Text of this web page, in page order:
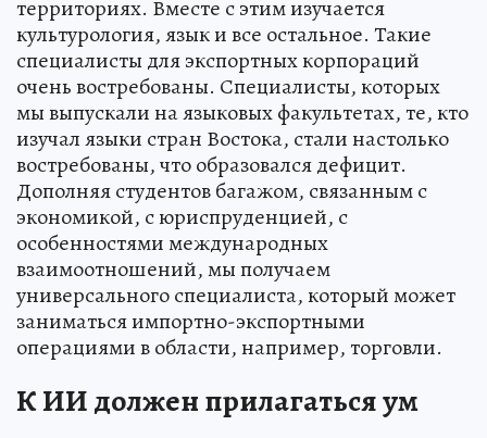
территориях. Вместе с этим изучается
культурология, язык и все остальное. Такие
специалисты для экспортных корпораций
очень востребованы. Специалисты, которых
мы выпускали на языковых факультетах, те, кто
изучал языки стран Востока, стали настолько
востребованы, что образовался дефицит.
Дополняя студентов багажом, связанным с
экономикой, с юриспруденцией, с
особенностями международных
взаимоотношений, мы получаем
универсального специалиста, который может
заниматься импортно-экспортными
операциями в области, например, торговли.
К ИИ должен прилагаться ум